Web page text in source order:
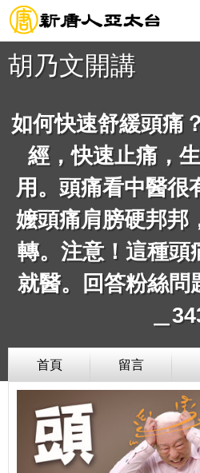
胡乃文開講
如何快速舒緩頭痛
經，快速止痛，
用。頭痛看中醫很
嬤頭痛肩膀硬邦邦
轉。注意！這種頭
就醫。回答粉絲問
＿
首頁 留言